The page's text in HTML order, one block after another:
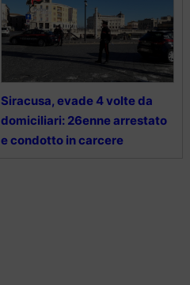
Siracusa, evade 4 volte da
domiciliari: 26enne arrestato
e condotto in carcere